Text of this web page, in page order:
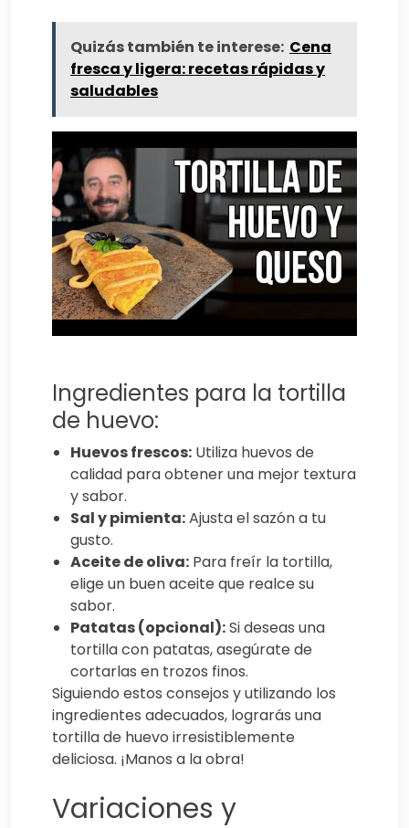
Quizás también te interese: Cena
fresca y ligera: recetas rápidas y
saludables
Ingredientes para la tortilla
de huevo:
Huevos frescos: Utiliza huevos de
calidad para obtener una mejor textura
y sabor.
Sal y pimienta:Ajusta el sazón a tu
gusto.
Aceite de oliva: Para freír la tortilla,
elige un buen aceite que realce su
sabor.
Patatas (opcional):Si deseas una
tortilla con patatas, asegúrate de
cortarlas en trozos finos.
Siguiendo estos consejos y utilizando los
ingredientes adecuados, lograrás una
tortilla de huevo irresistiblemente
deliciosa. ¡Manos a la obra!
Variaciones y